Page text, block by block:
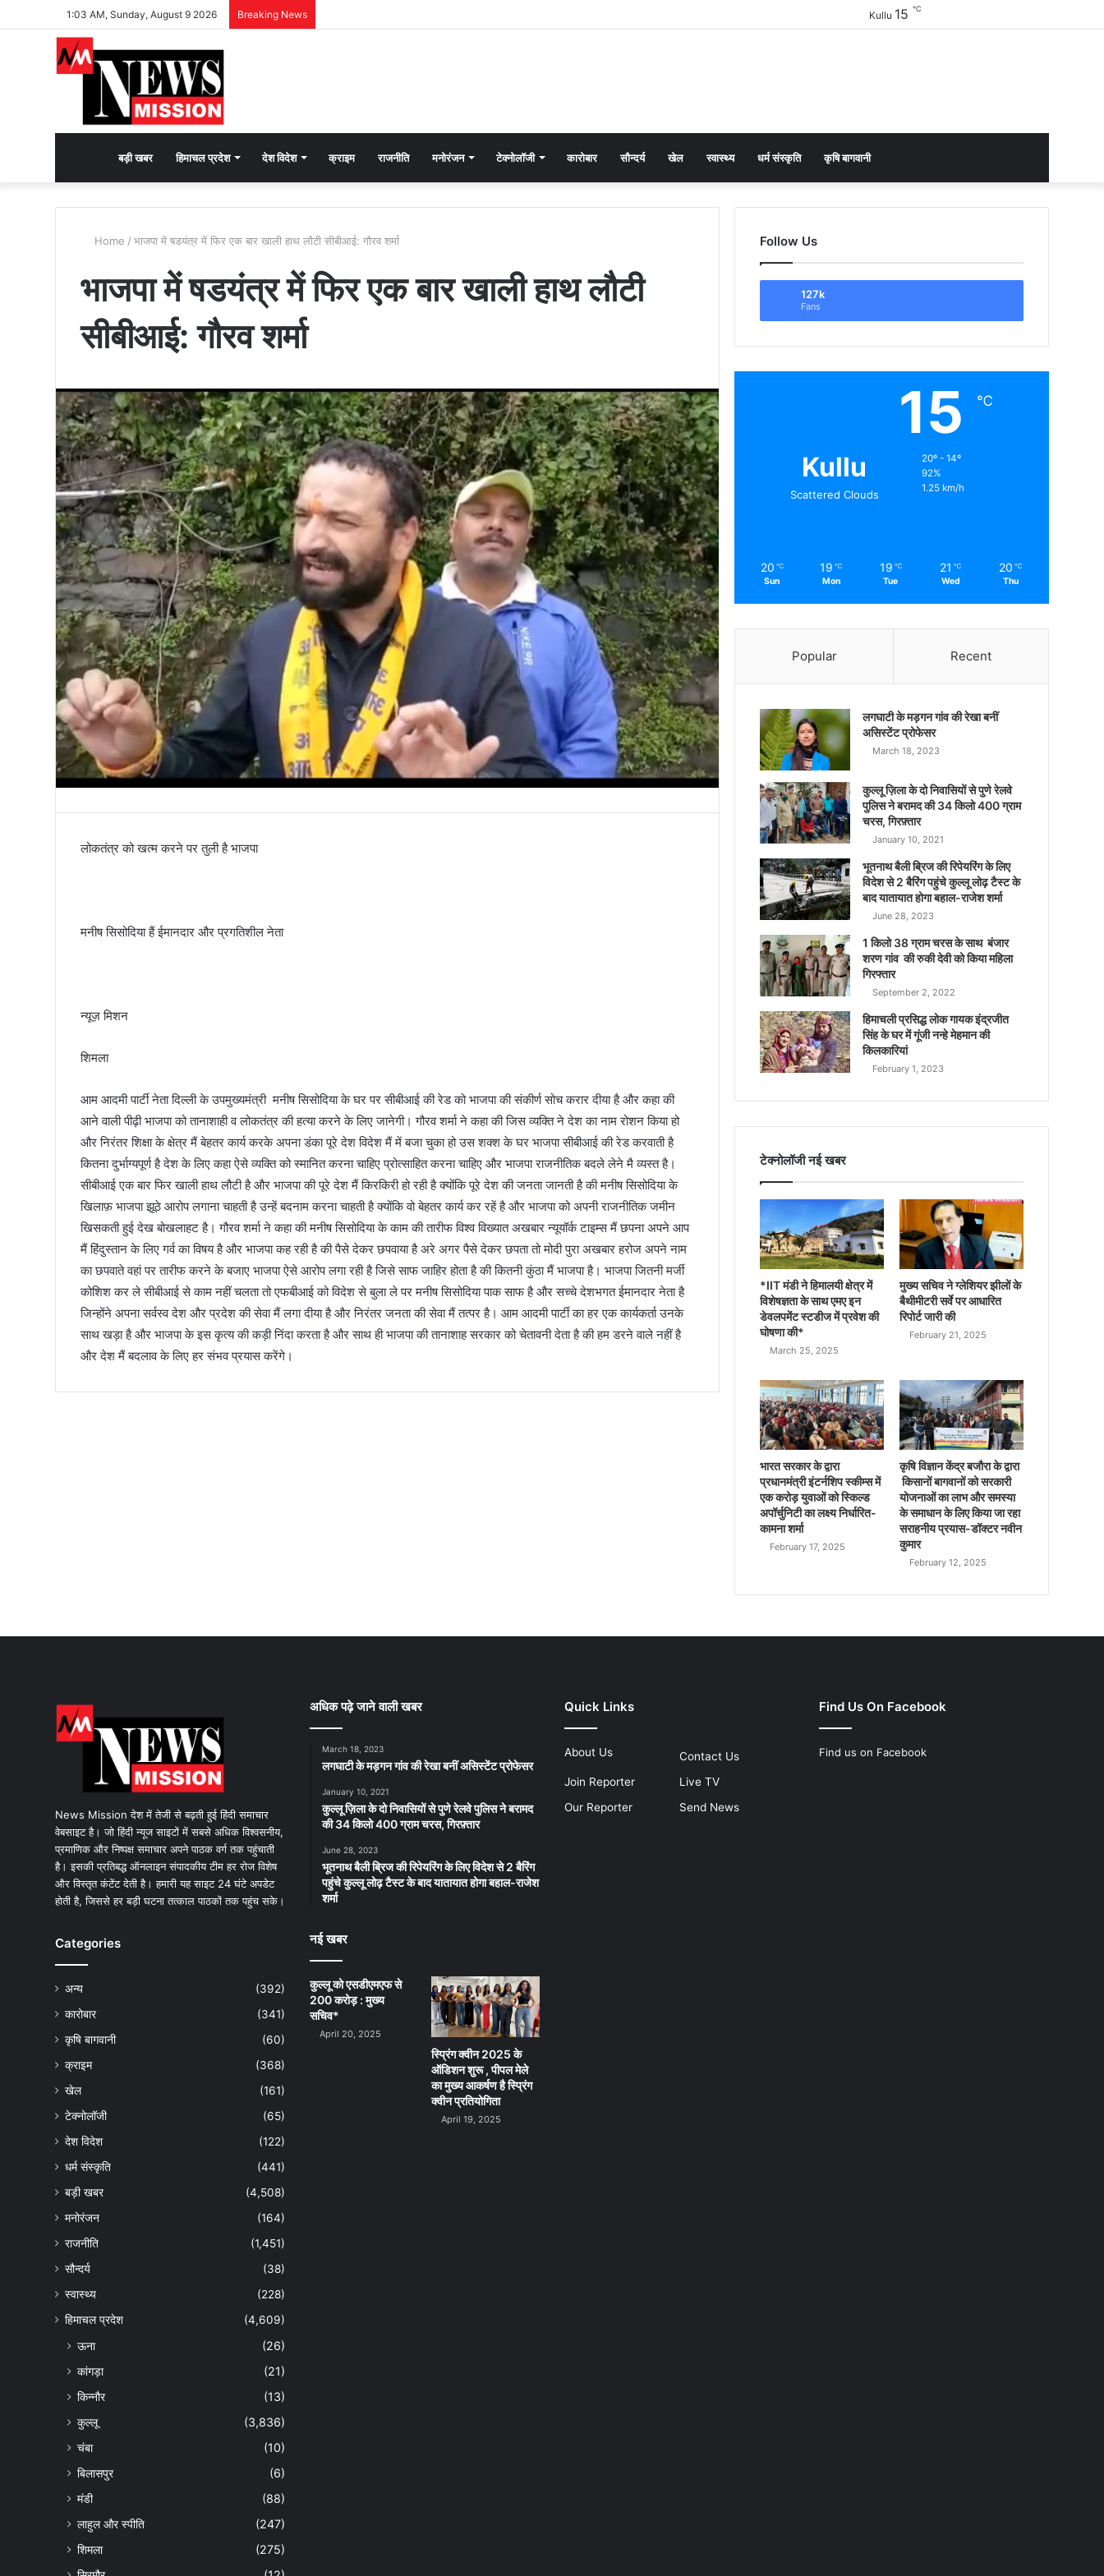
1:03 AM, Sunday, August 9 2026 Breaking News Kullu 15 ℃
भक्ति
भावना
को
15500
फीट
उंची
चोटी
पर
फहराया
तिरंगा
बड़ी खबर हिमाचल प्रदेश देश विदेश क्राइम राजनीति मनोरंजन टेक्नोलॉजी कारोबार सौन्दर्य खेल स्वास्थ्य धर्म संस्कृति कृषि बागवानी
Home / भाजपा में षडयंत्र में फिर एक बार खाली हाथ लौटी सीबीआई: गौरव शर्मा
भाजपा में षडयंत्र में फिर एक बार खाली हाथ लौटी
सीबीआई: गौरव शर्मा
लोकतंत्र को खत्म करने पर तुली है भाजपा
मनीष सिसोदिया हैं ईमानदार और प्रगतिशील नेता
न्यूज़ मिशन
शिमला
आम आदमी पार्टी नेता दिल्ली के उपमुख्यमंत्री मनीष सिसोदिया के घर पर सीबीआई की रेड को भाजपा की संकीर्ण सोच करार दीया है और कहा की
आने वाली पीढ़ी भाजपा को तानाशाही व लोकतंत्र की हत्या करने के लिए जानेगी। गौरव शर्मा ने कहा की जिस व्यक्ति ने देश का नाम रोशन किया हो
और निरंतर शिक्षा के क्षेत्र मैं बेहतर कार्य करके अपना डंका पूरे देश विदेश मैं में बजा चुका हो उस शक्श के घर भाजपा सीबीआई की रेड करवाती है
कितना दुर्भाग्यपूर्ण है देश के लिए कहा ऐसे व्यक्ति को स्मानित करना चाहिए प्रोत्साहित करना चाहिए और भाजपा राजनीतिक बदले लेने मै व्यस्त है।
सीबीआई एक बार फिर खाली हाथ लौटी है और भाजपा की पूरे देश मैं किरकिरी हो रही है क्योंकि पूरे देश की जनता जानती है की मनीष सिसोदिया के
खिलाफ़ भाजपा झूठे आरोप लगाना चाहती है उन्हें बदनाम करना चाहती है क्योंकि वो बेहतर कार्य कर रहें है और भाजपा को अपनी राजनीतिक जमीन
खिसकती हुई देख बोखलाहट है। गौरव शर्मा ने कहा की मनीष सिसोदिया के काम की तारीफ विश्व विख्यात अखबार न्यूयॉर्क टाइम्स मैं छपना अपने आप
मैं हिंदुस्तान के लिए गर्व का विषय है और भाजपा कह रही है की पैसे देकर छपवाया है अरे अगर पैसे देकर छपता तो मोदी पुरा अखबार हरोज अपने नाम
का छपवाते वहां पर तारीफ करने के बजाए भाजपा ऐसे आरोप लगा रही है जिसे साफ जाहिर होता है की कितनी कुंठा मैं भाजपा है। भाजपा जितनी मर्जी
कोशिश कर ले सीबीआई से काम नहीं चलता तो एफबीआई को विदेश से बुला ले पर मनीष सिसोदिया पाक साफ है और सच्चे देशभगत ईमानदार नेता है
जिन्होंने अपना सर्वस्व देश और प्रदेश की सेवा मैं लगा दीया है और निरंतर जनता की सेवा मैं तत्पर है। आम आदमी पार्टी का हर एक कार्यकर्ता उनके
साथ खड़ा है और भाजपा के इस कृत्य की कड़ी निंदा करता है और साथ ही भाजपा की तानाशाह सरकार को चेतावनी देता है की हम डरने वाले नहीं है
और देश मैं बदलाव के लिए हर संभव प्रयास करेंगे।
Follow Us
127k
Fans
Kullu
Scattered Clouds
15 ℃
20º - 14º
92%
1.25 km/h
20 ℃
Sun
19 ℃
Mon
19 ℃
Tue
21 ℃
Wed
20 ℃
Thu
Popular Recent
लगघाटी के मड़गन गांव की रेखा बनीं
असिस्टेंट प्रोफेसर
March 18, 2023
कुल्लू ज़िला के दो निवासियों से पुणे रेलवे
पुलिस ने बरामद की 34 किलो 400 ग्राम
चरस, गिरफ़्तार
January 10, 2021
भूतनाथ बैली ब्रिज की रिपेयरिंग के लिए
विदेश से 2 बैरिंग पहुंचे कुल्लू लोढ़ टैस्ट के
बाद यातायात होगा बहाल-राजेश शर्मा
June 28, 2023
1 किलो 38 ग्राम चरस के साथ बंजार
शरण गांव की रुकी देवी को किया महिला
गिरफ्तार
September 2, 2022
हिमाचली प्रसिद्ध लोक गायक इंद्रजीत
सिंह के घर में गूंजी नन्हे मेहमान की
किलकारियां
February 1, 2023
टेक्नोलॉजी नई खबर
*IIT मंडी ने हिमालयी क्षेत्र में
विशेषज्ञता के साथ एमए इन
डेवलपमेंट स्टडीज में प्रवेश की
घोषणा की*
March 25, 2025
मुख्य सचिव ने ग्लेशियर झीलों के
बैथीमीटरी सर्वे पर आधारित
रिपोर्ट जारी की
February 21, 2025
भारत सरकार के द्वारा
प्रधानमंत्री इंटर्नशिप स्कीम्स में
एक करोड़ युवाओं को स्किल्ड
अपॉर्चुनिटी का लक्ष्य निर्धारित-
कामना शर्मा
February 17, 2025
कृषि विज्ञान केंद्र बजौरा के द्वारा
किसानों बागवानों को सरकारी
योजनाओं का लाभ और समस्या
के समाधान के लिए किया जा रहा
सराहनीय प्रयास-डॉक्टर नवीन
कुमार
February 12, 2025
News Mission देश में तेजी से बढ़ती हुई हिंदी समाचार
वेबसाइट है। जो हिंदी न्यूज साइटों में सबसे अधिक विश्वसनीय,
प्रमाणिक और निष्पक्ष समाचार अपने पाठक वर्ग तक पहुंचाती
है। इसकी प्रतिबद्ध ऑनलाइन संपादकीय टीम हर रोज विशेष
और विस्तृत कंटेंट देती है। हमारी यह साइट 24 घंटे अपडेट
होती है, जिससे हर बड़ी घटना तत्काल पाठकों तक पहुंच सके।
Categories
अन्य
(392)
कारोबार
(341)
कृषि बागवानी
(60)
क्राइम
(368)
खेल
(161)
टेक्नोलॉजी
(65)
देश विदेश
(122)
धर्म संस्कृति
(441)
बड़ी खबर
(4,508)
मनोरंजन
(164)
राजनीति
(1,451)
सौन्दर्य
(38)
स्वास्थ्य
(228)
हिमाचल प्रदेश
(4,609)
ऊना
(26)
कांगड़ा
(21)
किन्नौर
(13)
कुल्लू
(3,836)
चंबा
(10)
बिलासपुर
(6)
मंडी
(88)
लाहुल और स्पीति
(247)
शिमला
(275)
अधिक पढ़े जाने वाली खबर
March 18, 2023
लगघाटी के मड़गन गांव की रेखा बनीं असिस्टेंट प्रोफेसर
January 10, 2021
कुल्लू ज़िला के दो निवासियों से पुणे रेलवे पुलिस ने बरामद
की 34 किलो 400 ग्राम चरस, गिरफ़्तार
June 28, 2023
भूतनाथ बैली ब्रिज की रिपेयरिंग के लिए विदेश से 2 बैरिंग
पहुंचे कुल्लू लोढ़ टैस्ट के बाद यातायात होगा बहाल-राजेश
शर्मा
नई खबर
कुल्लू को एसडीएमएफ से
200 करोड़ : मुख्य
सचिव*
April 20, 2025
स्प्रिंग क्वीन 2025 के
ऑडिशन शुरू , पीपल मेले
का मुख्य आकर्षण है स्प्रिंग
क्वीन प्रतियोगिता
April 19, 2025
Quick Links
About Us
Contact Us
Join Reporter
Live TV
Our Reporter
Send News
Find Us On Facebook
Find us on Facebook